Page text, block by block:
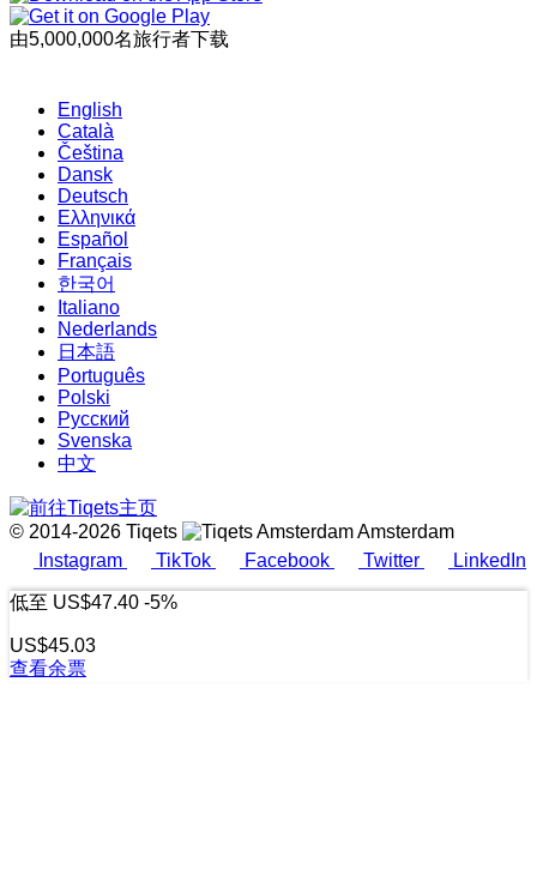
由5,000,000名旅行者下载
English
Català
Čeština
Dansk
Deutsch
Ελληνικά
Español
Français
한국어
Italiano
Nederlands
日本語
Português
Polski
Русский
Svenska
中文
© 2014-2026 Tiqets
Amsterdam
Instagram
TikTok Facebook Twitter LinkedIn
低至 US$47.40 -5%
US$45.03
查看余票